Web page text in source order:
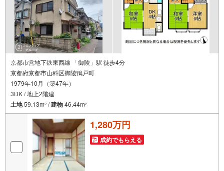
ざいます。お気軽にお問合せください！
京都市営地下鉄東西線 「御陵」駅 徒歩4分
京都府京都市山科区御陵鴨戸町
1979年10月（築47年）
3DK / 地上2階建
土地59.13m2 /建物46.44m2
1,280万円
成約でもらえる